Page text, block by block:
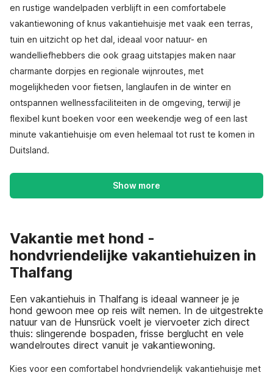
en rustige wandelpaden verblijft in een comfortabele
vakantiewoning of knus vakantiehuisje met vaak een terras,
tuin en uitzicht op het dal, ideaal voor natuur- en
wandelliefhebbers die ook graag uitstapjes maken naar
charmante dorpjes en regionale wijnroutes, met
mogelijkheden voor fietsen, langlaufen in de winter en
ontspannen wellnessfaciliteiten in de omgeving, terwijl je
flexibel kunt boeken voor een weekendje weg of een last
minute vakantiehuisje om even helemaal tot rust te komen in
Duitsland.
Show more
Vakantie met hond -
hondvriendelijke vakantiehuizen in
Thalfang
Een vakantiehuis in Thalfang is ideaal wanneer je je
hond gewoon mee op reis wilt nemen. In de uitgestrekte
natuur van de Hunsrück voelt je viervoeter zich direct
thuis: slingerende bospaden, frisse berglucht en vele
wandelroutes direct vanuit je vakantiewoning.
Kies voor een comfortabel hondvriendelijk vakantiehuisje met